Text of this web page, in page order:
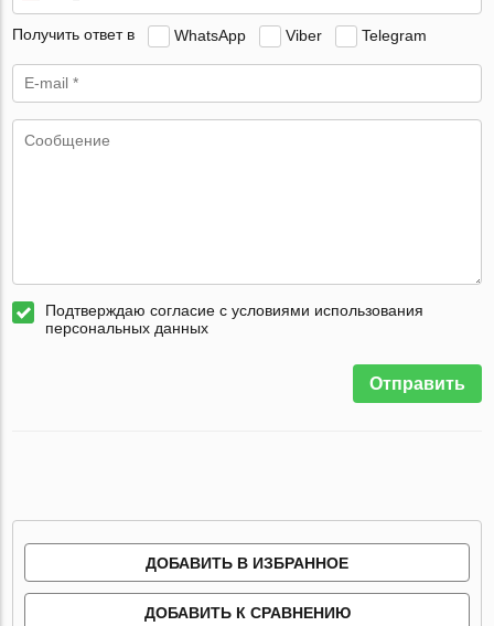
Получить ответ в WhatsApp Viber Telegram
Подтверждаю согласие с условиями использования
персональных данных
Отправить
ДОБАВИТЬ В ИЗБРАННОЕ
ДОБАВИТЬ К СРАВНЕНИЮ